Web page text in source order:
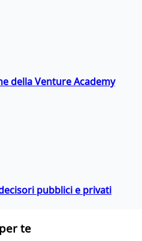
della Venture Academy
pubblici e privati
te